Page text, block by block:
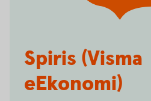
Spiris (Visma
eEkonomi)